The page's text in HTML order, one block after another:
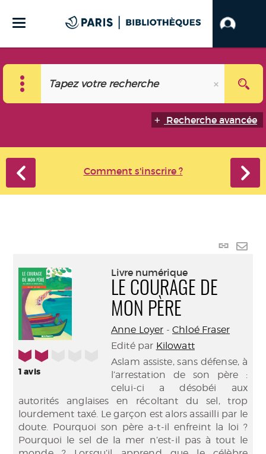
Recherche avancée
Comment s'inscrire ?
Lien
2/5
1avis
Livre numérique
LE COURAGE DE
MON PÈRE
Anne Loyer -Chloé Fraser
Edité par Kilowatt
Aslam assiste, sans défense, à
l’arrestation de son père :
celui-ci a désobéi aux
autorités anglaises en récoltant du sel, trop
lourdement taxé. Le garçon est alors assailli par le
doute. Pourquoi son père a-t-il enfreint la loi ?
Pourquoi le sel de la mer n’est-il pas à tout le